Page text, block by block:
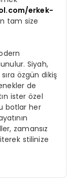
erkek-
tam size
Siyah,
özgün dikiş
de
ister özel
botlar her
zamansız
stilinize